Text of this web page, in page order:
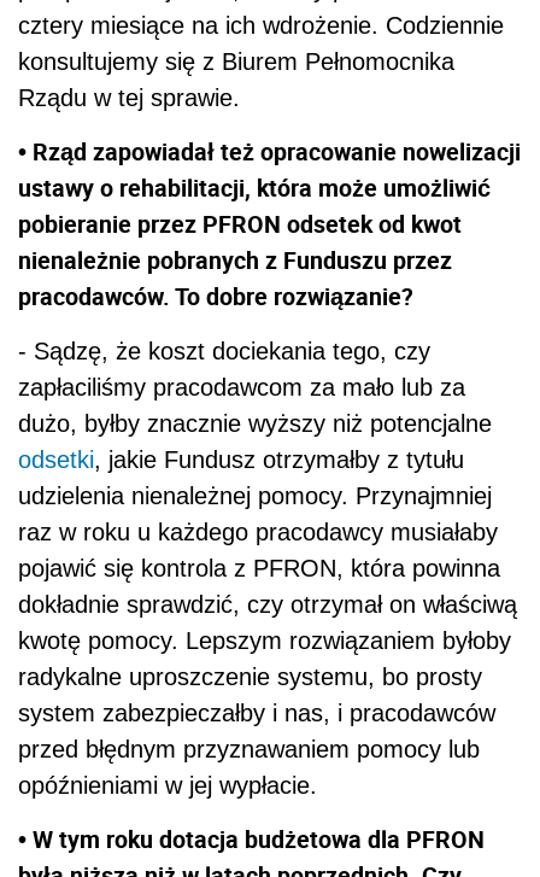
cztery miesiące na ich wdrożenie. Codziennie
konsultujemy się z Biurem Pełnomocnika
Rządu w tej sprawie.
• Rząd zapowiadał też opracowanie nowelizacji
ustawy o rehabilitacji, która może umożliwić
pobieranie przez PFRON odsetek od kwot
nienależnie pobranych z Funduszu przez
pracodawców. To dobre rozwiązanie?
- Sądzę, że koszt dociekania tego, czy
zapłaciliśmy pracodawcom za mało lub za
dużo, byłby znacznie wyższy niż potencjalne
odsetki, jakie Fundusz otrzymałby z tytułu
udzielenia nienależnej pomocy. Przynajmniej
raz w roku u każdego pracodawcy musiałaby
pojawić się kontrola z PFRON, która powinna
dokładnie sprawdzić, czy otrzymał on właściwą
kwotę pomocy. Lepszym rozwiązaniem byłoby
radykalne uproszczenie systemu, bo prosty
system zabezpieczałby i nas, i pracodawców
przed błędnym przyznawaniem pomocy lub
opóźnieniami w jej wypłacie.
• W tym roku dotacja budżetowa dla PFRON